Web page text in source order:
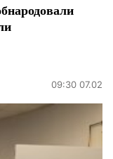
09:30 07.02